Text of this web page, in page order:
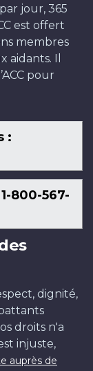
jour, 365
est offert
membres
aidants. Il
pour
:
800-567-
dignité,
droits n'a
injuste,
auprès de